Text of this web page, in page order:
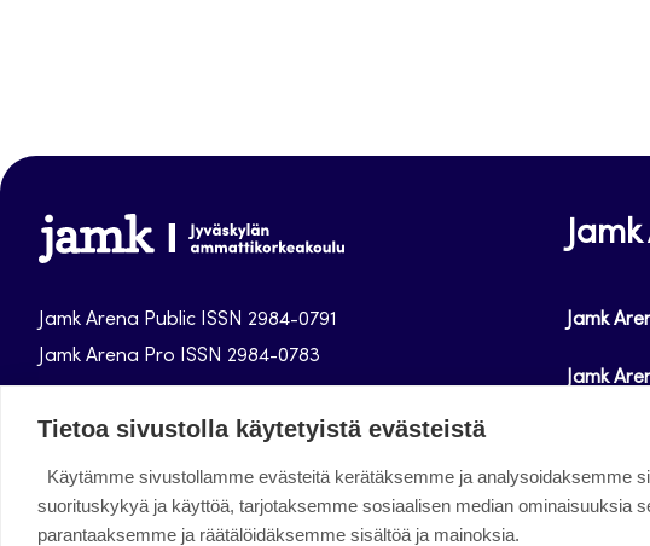
Jamk
Arena
Jamk Arena Public ISSN 2984-0791
Jamk Arena Pro ISSN 2984-0783
Jyväskylän ammattikorkeakoulun julkaisut
FacebookInstagram
LinkedinTwitterYoutube
Jamk
Jamk
Tietoa sivustolla käytetyistä evästeistä
Käytämme sivustollamme evästeitä kerätäksemme ja analysoidaksemme
suorituskykyä ja käyttöä, tarjotaksemme sosiaalisen median ominaisuuksia
parantaaksemme ja räätälöidäksemme sisältöä ja mainoksia.